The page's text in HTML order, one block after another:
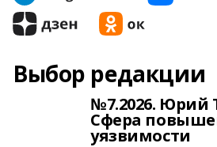
Выбор редакции
№7.2026. Юрий
Сфера
уязвимости